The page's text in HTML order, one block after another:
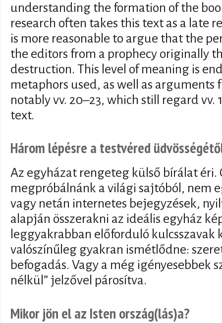
understanding the formation of the
research often takes this text as a late
is more reasonable to argue that the
the editors from a prophecy originally
destruction. This level of meaning is
metaphors used, as well as arguments
notably vv. 20–23, which still regard vv.
text.
Három lépésre a testvéred
Az egyházat rengeteg külső bírálat éri.
megpróbálnánk a világi sajtóból, nem
vagy netán internetes bejegyzések,
alapján összerakni az ideális egyház
leggyakrabban előforduló kulcsszavak
valószínűleg gyakran ismétlődne:
befogadás. Vagy a még igényesebbek
nélkül” jelzővel párosítva.
Mikor jön el az Isten ország(lás)a?